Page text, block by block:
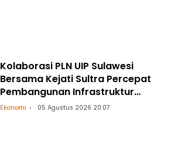
Kolaborasi PLN UIP Sulawesi
Bersama Kejati Sultra Percepat
Pembangunan Infrastruktur
Ketenagalistrikan
Ekonomi 05 Agustus 2026 20:07